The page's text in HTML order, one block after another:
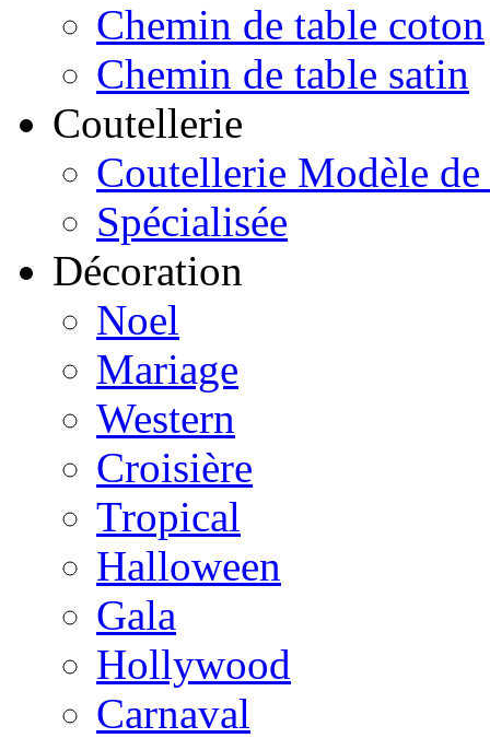
Chemin de table coton
Chemin de table satin
Coutellerie
Coutellerie Modèle de
Spécialisée
Décoration
Noel
Mariage
Western
Croisière
Tropical
Halloween
Gala
Hollywood
Carnaval